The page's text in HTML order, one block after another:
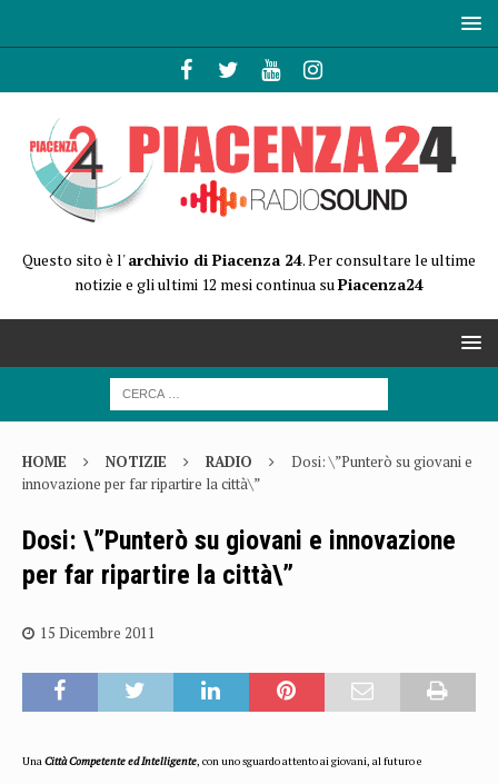
Questo sito è l'archivio di Piacenza 24. Per consultare le ultime
notizie e gli ultimi 12 mesi continua suPiacenza24
HOME NOTIZIE RADIO
Dosi: \”Punterò su giovani e
innovazione per far ripartire la città\”
Dosi: \”Punterò su giovani e innovazione
per far ripartire la città\”
15 Dicembre 2011
UnaCittà Competente ed Intelligente, con uno sguardo attento ai giovani, al futuro e